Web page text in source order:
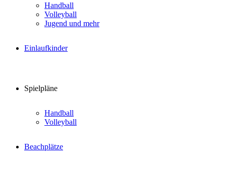
Handball
Volleyball
Jugend und mehr
Einlaufkinder
Spielpläne
Handball
Volleyball
Beachplätze